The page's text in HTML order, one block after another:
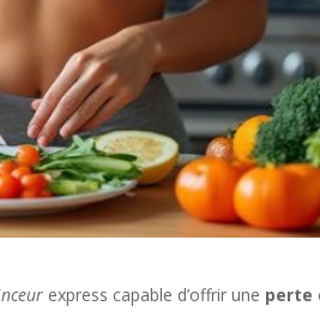
express capable d’offrir une perte